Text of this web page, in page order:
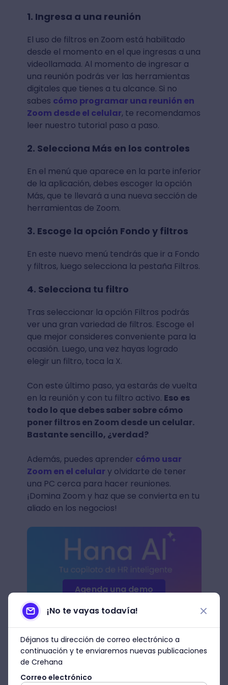
1. Ingresa a una reunión
El uso de filtros en Zoom está habilitado
desde el momento en el que ingresas a una
videollamada. Al momento de ingresar a
una reunión podrás ver las herramientas
digitales que tienes a tu alcance. Si no
sabes cómo programar una reunión en
Zoom desde el celular, te recomendamos
leer nuestro tutorial paso a paso.
2. Selecciona Más en los controles
En el menú que aparece en la parte inferior
de la aplicación, debes escoger la opción
Más, que te llevará a una nueva sección de
herramientas de Zoom.
3. Escoge la opción Fondo y filtros
En este nuevo menú tendrás que ir a Fondo
y filtros, luego selecciona la pestaña Filtros.
4. Selecciona tu filtro
Tras seleccionar la opción Filtros podrás
ver una gran variedad de filtros. Escoge el
que mejor consideres conveniente para la
ocasión. Luego, una vez hayas logrado
elegir un filtro, toca la X.
Con este último paso, ya estarás de vuelta
en la reunión y con tu filtro activo. Eso es
todo lo que debes saber sobre cómo
poner filtros en Zoom desde un celular.
Bastante sencillo, ¿verdad?
Además, puedes aprender cómo usar
Zoom en el celular y olvidarte de tener
una PC cerca para hacer reuniones.
¡Domina Zoom y haz que se convierta en tu
aliado en los negocios!
Agenda una demo
¡No te vayas todavía!
Déjanos tu dirección de correo electrónico a
continuación y te enviaremos nuevas publicaciones
de Crehana
Correo electrónico